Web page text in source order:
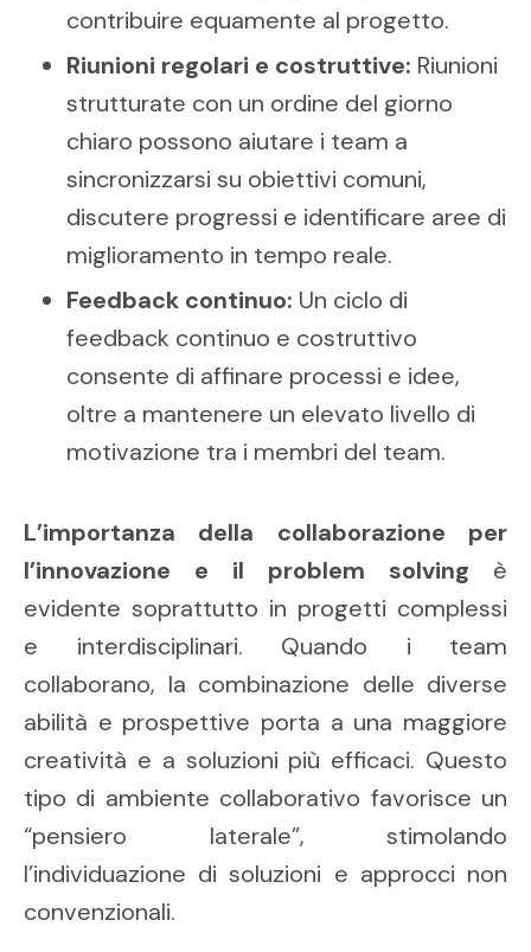
contribuire equamente al progetto.
Riunioni regolari e costruttive: Riunioni
strutturate con un ordine del giorno
chiaro possono aiutare i team a
sincronizzarsi su obiettivi comuni,
discutere progressi e identificare aree di
miglioramento in tempo reale.
Feedback continuo: Un ciclo di
feedback continuo e costruttivo
consente di affinare processi e idee,
oltre a mantenere un elevato livello di
motivazione tra i membri del team.
L’importanza della collaborazione per
l’innovazione e il problem solving è
evidente soprattutto in progetti complessi
e interdisciplinari. Quando i team
collaborano, la combinazione delle diverse
abilità e prospettive porta a una maggiore
creatività e a soluzioni più efficaci. Questo
tipo di ambiente collaborativo favorisce un
“pensiero laterale”, stimolando
l’individuazione di soluzioni e approcci non
convenzionali.